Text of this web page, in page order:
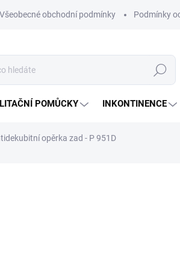
Všeobecné obchodní podmínky Podmínky
Hledat
POMŮCKY INKONTINENCE
opěrka zad - P 951D